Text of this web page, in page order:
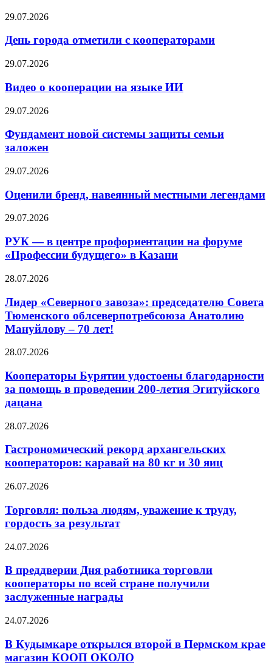
29.07.2026
День города отметили с кооператорами
29.07.2026
Видео о кооперации на языке ИИ
29.07.2026
Фундамент новой системы защиты семьи
заложен
29.07.2026
Оценили бренд, навеянный местными легендами
29.07.2026
РУК — в центре профориентации на форуме
«Профессии будущего» в Казани
28.07.2026
Лидер «Северного завоза»: председателю Совета
Тюменского облсеверпотребсоюза Анатолию
Мануйлову – 70 лет!
28.07.2026
Кооператоры Бурятии удостоены благодарности
за помощь в проведении 200-летия Эгитуйского
дацана
28.07.2026
Гастрономический рекорд архангельских
кооператоров: каравай на 80 кг и 30 яиц
26.07.2026
Торговля: польза людям, уважение к труду,
гордость за результат
24.07.2026
В преддверии Дня работника торговли
кооператоры по всей стране получили
заслуженные награды
24.07.2026
В Кудымкаре открылся второй в Пермском крае
магазин КООП ОКОЛО